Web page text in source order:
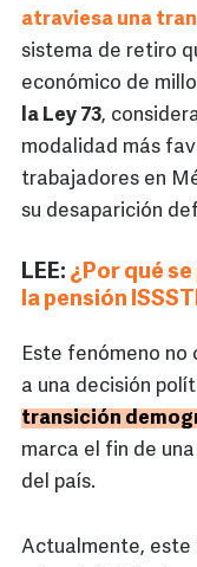
atraviesa una
sistema de retiro
económico de
la Ley 73,
modalidad más
trabajadores en
su desaparición
LEE: ¿Por qué
la pensión
Este fenómeno no
a una decisión
transición
marca el fin de
del país.
Actualmente, este